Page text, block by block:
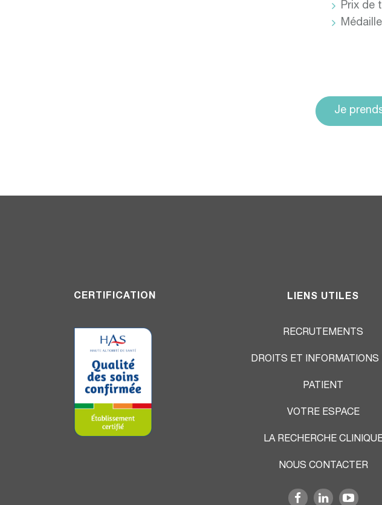
Prix de
Je
CERTIFICATION LIENS UTILES
RECRUTEMENTS
DROITS ET INFORMATIONS
PATIENT
VOTRE ESPACE
LA RECHERCHE
NOUS CONTACTER